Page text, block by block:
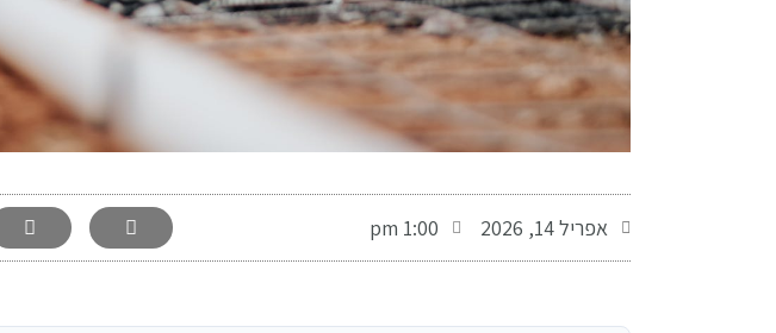
אפריל 14, 2026 1:00 pm